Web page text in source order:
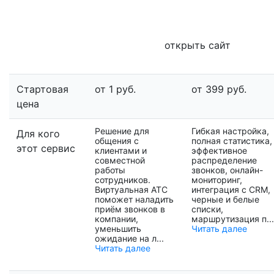
открыть сайт
Стартовая
цена
от 1 руб. от 399 руб.
Для кого
этот сервис
Решение для
общения с
клиентами и
совместной
работы
сотрудников.
Виртуальная АТС
поможет наладить
приём звонков в
компании,
уменьшить
ожидание на л...
Читать далее
Гибкая настройка,
полная статистика,
эффективное
распределение
звонков, онлайн-
мониторинг,
интеграция с CRM,
черные и белые
списки,
маршрутизация п...
Читать далее